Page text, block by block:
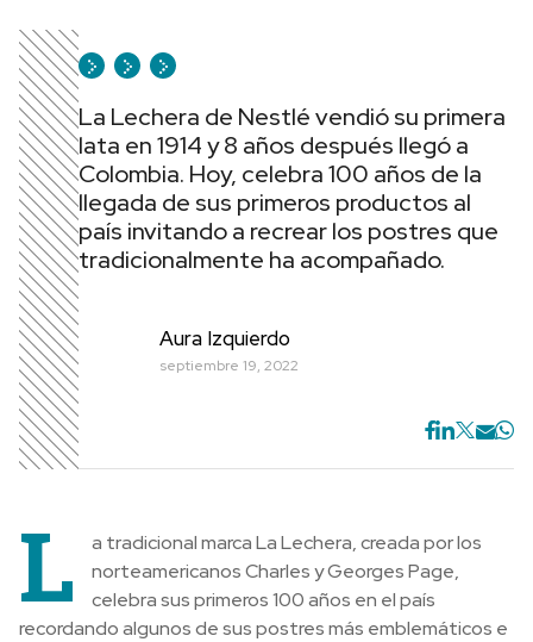
La Lechera de Nestlé vendió su primera
lata en 1914 y 8 años después llegó a
Colombia. Hoy, celebra 100 años de la
llegada de sus primeros productos al
país invitando a recrear los postres que
tradicionalmente ha acompañado.
Aura Izquierdo
septiembre 19, 2022
L
a tradicional marca La Lechera, creada por los
norteamericanos Charles y Georges Page,
celebra sus primeros 100 años en el país
recordando algunos de sus postres más emblemáticos e